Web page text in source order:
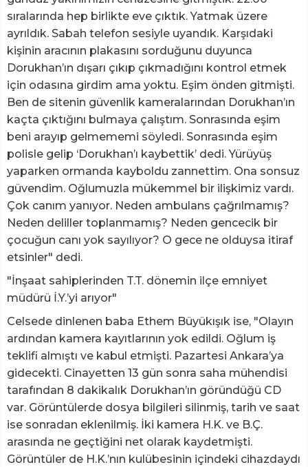
sıralarında hep birlikte eve çıktık. Yatmak üzere
ayrıldık. Sabah telefon sesiyle uyandık. Karşıdaki
kişinin aracının plakasını sorduğunu duyunca
Dorukhan’ın dışarı çıkıp çıkmadığını kontrol etmek
için odasına girdim ama yoktu. Eşim önden gitmişti.
Ben de sitenin güvenlik kameralarından Dorukhan’ın
kaçta çıktığını bulmaya çalıştım. Sonrasında eşim
beni arayıp gelmememi söyledi. Sonrasında eşim
polisle gelip ‘Dorukhan’ı kaybettik’ dedi. Yürüyüş
yaparken ormanda kayboldu zannettim. Ona sonsuz
güvendim. Oğlumuzla mükemmel bir ilişkimiz vardı.
Çok canım yanıyor. Neden ambulans çağrılmamış?
Neden deliller toplanmamış? Neden gencecik bir
çocuğun canı yok sayılıyor? O gece ne olduysa itiraf
etsinler" dedi.
"İnşaat sahiplerinden T.T. dönemin ilçe emniyet
müdürü İ.Y.’yi arıyor"
Celsede dinlenen baba Ethem Büyükışık ise, "Olayın
ardından kamera kayıtlarının yok edildi. Oğlum iş
teklifi almıştı ve kabul etmişti. Pazartesi Ankara’ya
gidecekti. Cinayetten 13 gün sonra saha mühendisi
tarafından 8 dakikalık Dorukhan’ın göründüğü CD
var. Görüntülerde dosya bilgileri silinmiş, tarih ve saat
ise sonradan eklenilmiş. İki kamera H.K. ve B.Ç.
arasında ne geçtiğini net olarak kaydetmişti.
Görüntüler de H.K.’nın kulübesinin içindeki cihazdaydı